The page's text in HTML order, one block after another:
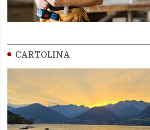
CARTOLINA